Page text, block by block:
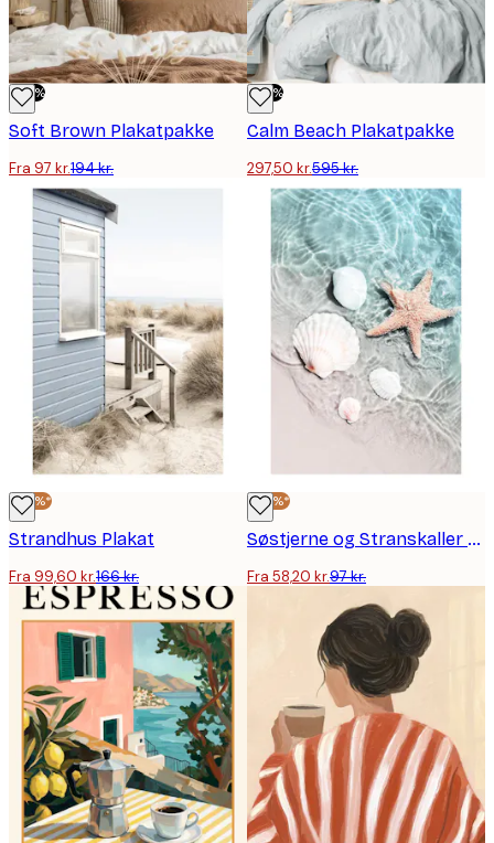
-50%
Soft Brown Plakatpakke
Fra 97 kr.194 kr.
-50%
Calm Beach Plakatpakke
297,50 kr.595 kr.
-40%*
Strandhus Plakat
Fra 99,60 kr.166 kr.
-40%*
Søstjerne og Stranskaller Plakat
Fra 58,20 kr.97 kr.